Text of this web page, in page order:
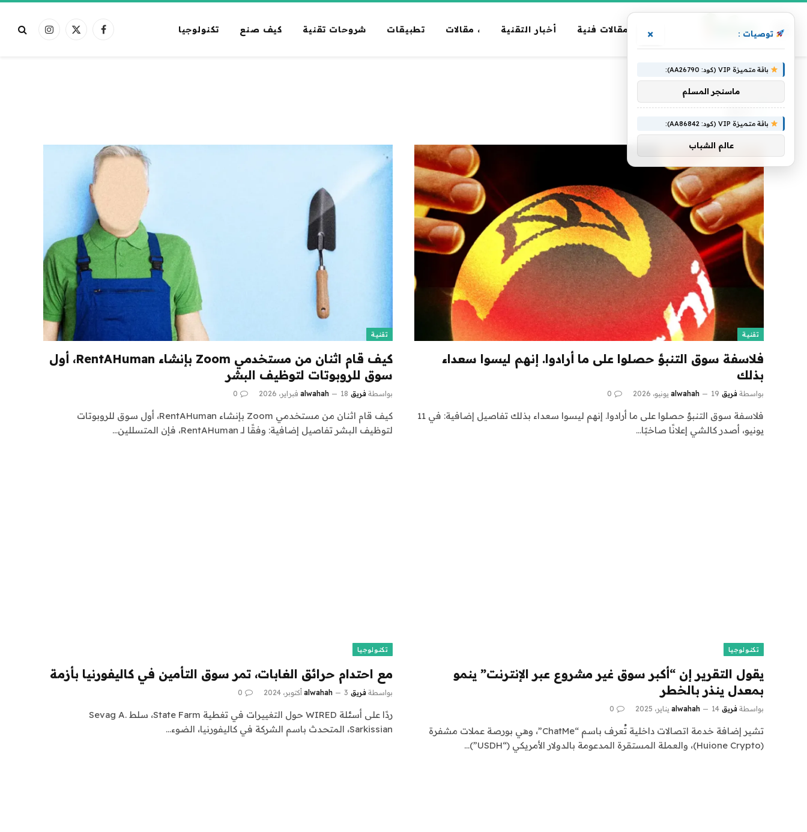
مقالات فنية أخبار التقنية ، مقالات تطبيقات شروحات تقنية كيف صنع تكنولوجيا فيسبوكX
الانستغرام
الرئيسية » سوق
سوق
تقنية
فلاسفة سوق التنبؤ حصلوا على ما أرادوا. إنهم ليسوا سعداء
بذلك
بواسطة فريق alwahah 19 يونيو، 2026 0
فلاسفة سوق التنبؤ حصلوا على ما أرادوا. إنهم ليسوا سعداء بذلك تفاصيل إضافية: في 11
يونيو، أصدر كالشي إعلانًا صاخبًا…
تقنية
كيف قام اثنان من مستخدمي Zoom بإنشاء RentAHuman، أول
سوق للروبوتات لتوظيف البشر
بواسطة فريق alwahah 18 فبراير، 2026 0
كيف قام اثنان من مستخدمي Zoom بإنشاء RentAHuman، أول سوق للروبوتات
لتوظيف البشر تفاصيل إضافية: وفقًا لـ RentAHuman، فإن المتسللين…
تكنولوجيا
يقول التقرير إن “أكبر سوق غير مشروع عبر الإنترنت” ينمو
بمعدل ينذر بالخطر
بواسطة فريق alwahah 14 يناير، 2025 0
تشير إضافة خدمة اتصالات داخلية تُعرف باسم “ChatMe”، وهي بورصة عملات مشفرة
(Huione Crypto)، والعملة المستقرة المدعومة بالدولار الأمريكي (“USDH”)…
تكنولوجيا
مع احتدام حرائق الغابات، تمر سوق التأمين في كاليفورنيا بأزمة
بواسطة فريق alwahah 3 أكتوبر، 2024 0
ردًا على أسئلة WIRED حول التغييرات في تغطية State Farm، سلط Sevag A.
Sarkissian، المتحدث باسم الشركة في كاليفورنيا، الضوء…
توصيات : ×
باقة متميزة VIP (كود: AA26790):
ماسنجر المسلم
باقة متميزة VIP (كود: AA86842):
عالم الشباب